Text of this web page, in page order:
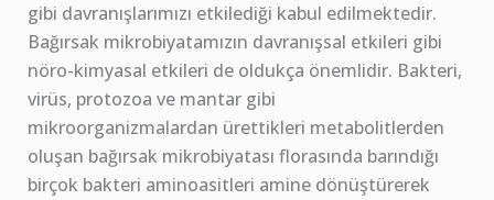
gibi davranışlarımızı etkilediği kabul edilmektedir.
Bağırsak mikrobiyatamızın davranışsal etkileri gibi
nöro-kimyasal etkileri de oldukça önemlidir. Bakteri,
virüs, protozoa ve mantar gibi
mikroorganizmalardan ürettikleri metabolitlerden
oluşan bağırsak mikrobiyatası florasında barındığı
birçok bakteri aminoasitleri amine dönüştürerek